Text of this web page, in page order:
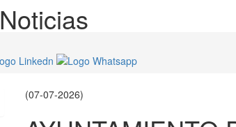
Noticias
(07-07-2026)